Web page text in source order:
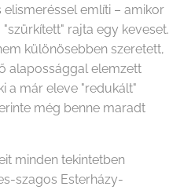
említi – amikor
rajta egy keveset.
különösebben szeretett,
alapossággal elemzett
a már eleve "redukált"
még benne maradt
minden tekintetben
szagos Esterházy-